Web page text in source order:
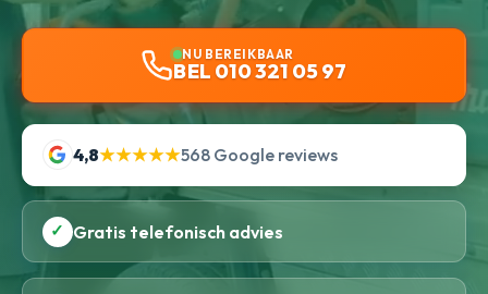
NU BEREIKBAAR
BEL 010 321 05 97
4,8★★★★★568 Google reviews
✓ Gratis telefonisch advies